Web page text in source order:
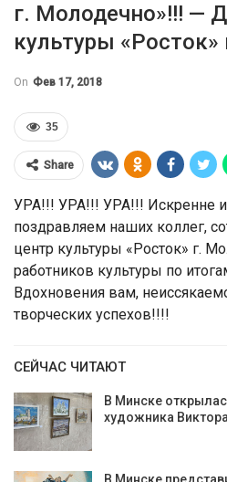
г. Молодечно»!!! —
культуры
On Фев 17, 2018
35
Share
УРА!!! УРА!!! УРА!!! Искренне
поздравляем наших коллег,
центр культуры «Росток» г.
работников культуры по
Вдохновения вам,
творческих успехов!!!!
СЕЙЧАС ЧИТАЮТ
В Минске
художника
В Минске